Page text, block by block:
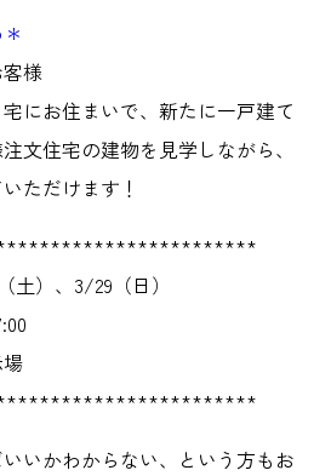
様
にお住まいで、新たに一戸建て
文住宅の建物を見学しながら、
ただけます！
土）、3/29（日）
いかわからない、という方もお